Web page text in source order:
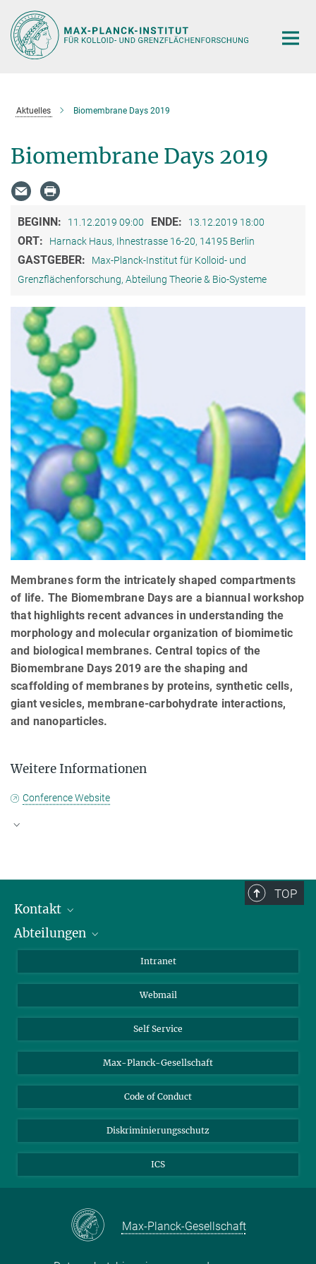
Hauptinhalt
Aktuelles Biomembrane Days 2019
Biomembrane Days 2019
BEGINN: 11.12.2019 09:00 ENDE: 13.12.2019 18:00
ORT: Harnack Haus, Ihnestrasse 16-20, 14195 Berlin
GASTGEBER:
Max-Planck-Institut für Kolloid- und
Grenzflächenforschung, Abteilung Theorie & Bio-Systeme
Membranes form the intricately shaped compartments
of life. The Biomembrane Days are a biannual workshop
that highlights recent advances in understanding the
morphology and molecular organization of biomimetic
and biological membranes. Central topics of the
Biomembrane Days 2019 are the shaping and
scaffolding of membranes by proteins, synthetic cells,
giant vesicles, membrane-carbohydrate interactions,
and nanoparticles.
Weitere Informationen
Conference Website
TOP
Kontakt
Mitarbeiterverzeichnis
Abteilungen
Biomolekulare Systeme
Kolloidchemie
Nachhaltige und Bio-inspirierte Materialien
Intranet
Webmail
Self Service
Max-Planck-Gesellschaft
Code of Conduct
Diskriminierungsschutz
ICS
Max-Planck-Gesellschaft